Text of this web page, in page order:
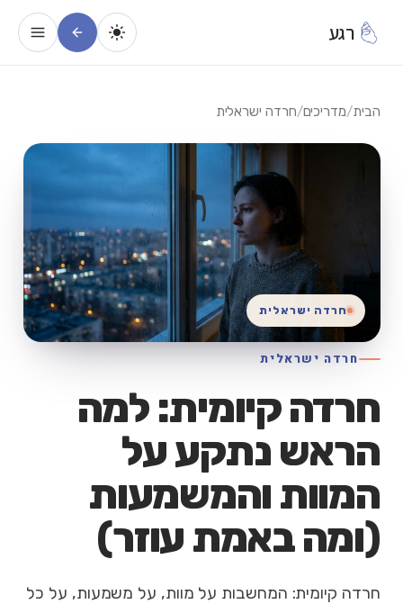
רגע
הבית/מדריכים/חרדה ישראלית
חרדה ישראלית
חרדה קיומית: למה
הראש נתקע על
המוות והמשמעות
(ומה באמת עוזר)
חרדה קיומית: המחשבות על מוות, על משמעות, על כל
חרדה ישראלית